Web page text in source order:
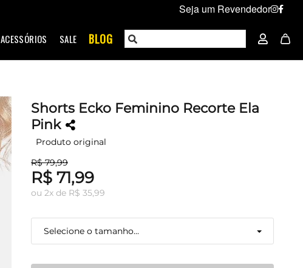
Seja um Revendedor
ACESSÓRIOS SALE BLOG
Shorts Ecko Feminino Recorte Ela
Pink
Produto original
R$ 79,99
R$ 71,99
ou 2x de R$ 35,99
Selecione o tamanho...